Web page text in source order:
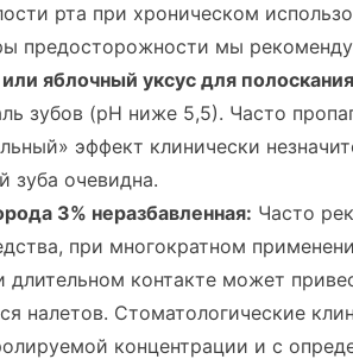
рта при хроническом
предосторожности мы
яблочный уксус для
зубов (pH ниже 5,5). Часто
эффект клинически
зуба очевидна.
3% неразбавленная: Часто
при многократном
длительном контакте может
налетов. Стоматологические
концентрации и с